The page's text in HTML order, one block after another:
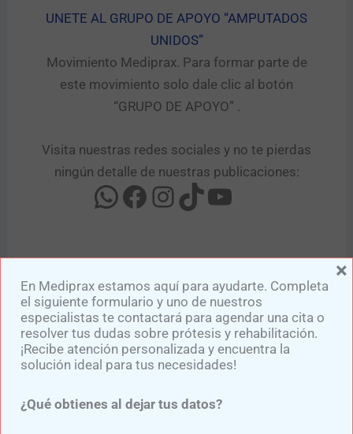
UNETE AL GRUPO DE APOYO “AMPUTADOS
UNIDOS”​
Movimiento Mediprax. Para formar parte de
este movimiento solo dale clic al botón
“GRUPO DE APOYO” .​
Visita nuestras redes sociales y no te pierdas
ningún detalle de nuestras publicaciones:
En Mediprax estamos aquí para ayudarte. Completa
el siguiente formulario y uno de nuestros
especialistas te contactará para agendar una cita o
resolver tus dudas sobre prótesis y rehabilitación.
¡Recibe atención personalizada y encuentra la
solución ideal para tus necesidades!
¿Qué obtienes al dejar tus datos?
×